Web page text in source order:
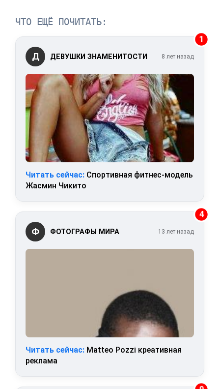
ЧТО ЕЩЁ ПОЧИТАТЬ:
1
Д ДЕВУШКИ ЗНАМЕНИТОСТИ 8 лет назад
Читать сейчас: Спортивная фитнес-модель
Жасмин Чикито
4
Ф ФОТОГРАФЫ МИРА 13 лет назад
Читать сейчас: Matteo Pozzi креативная
реклама